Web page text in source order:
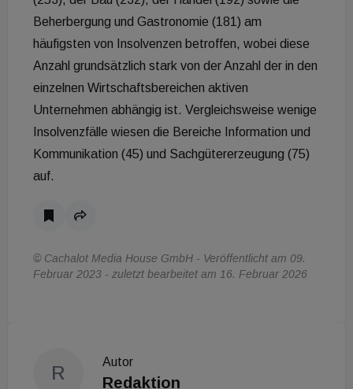
Beherbergung und Gastronomie (181) am
häufigsten von Insolvenzen betroffen, wobei diese
Anzahl grundsätzlich stark von der Anzahl der in den
einzelnen Wirtschaftsbereichen aktiven
Unternehmen abhängig ist. Vergleichsweise wenige
Insolvenzfälle wiesen die Bereiche Information und
Kommunikation (45) und Sachgütererzeugung (75)
auf.
© Cachalot Media House GmbH - Veröffentlicht am 09.
Februar 2023 - zuletzt bearbeitet am 16. Februar 2026
R
Autor
Redaktion